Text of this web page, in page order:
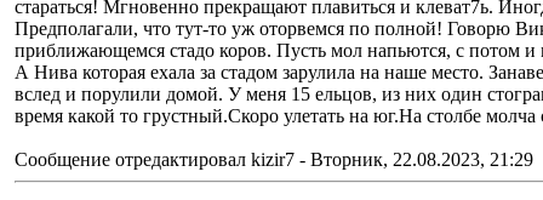
стараться! Мгновенно прекращают плавиться и клеват7ь.
Предполагали, что тут-то уж оторвемся по полной! Говорю
приближающемся стадо коров. Пусть мол напьются, с
А Нива которая ехала за стадом зарулила на наше место.
вслед и порулили домой. У меня 15 ельцов, из них один
время какой то грустный.Скоро улетать на юг.На столбе
Сообщение отредактировал kizir7 - Вторник, 22.08.2023, 21:29